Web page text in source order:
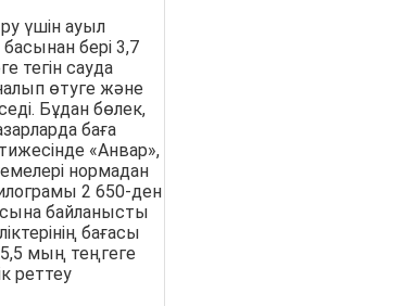
үшін ауыл
бері 3,7
тегін сауда
өтуге және
Бұдан бөлек,
баға
«Анвар»,
нормадан
2 650-ден
байланысты
бағасы
мың теңгеге
реттеу